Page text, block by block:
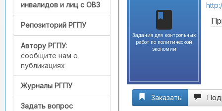
инвалидов и лиц с ОВЗ
Репозиторий РГПУ
Автору РГПУ:
сообщите нам о
публикациях
Журналы РГПУ
Задать вопрос
Задания для контрольных
работ по политической
экономии
Заказать